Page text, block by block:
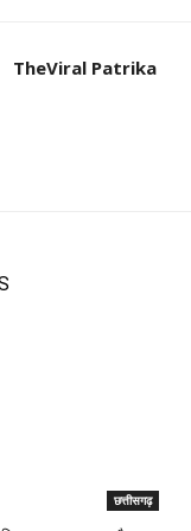
TheViral Patrika
छत्तीसगढ़